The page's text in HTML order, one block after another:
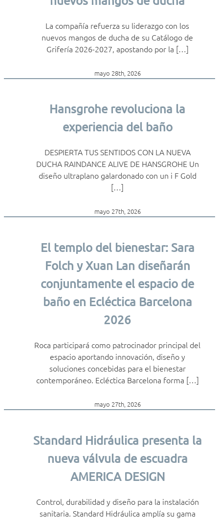
La compañía refuerza su liderazgo con los
nuevos mangos de ducha de su Catálogo de
Grifería 2026-2027, apostando por la […]
mayo 28th, 2026
Hansgrohe revoluciona la
experiencia del baño
DESPIERTA TUS SENTIDOS CON LA NUEVA
DUCHA RAINDANCE ALIVE DE HANSGROHE Un
diseño ultraplano galardonado con un i F Gold
[…]
mayo 27th, 2026
El templo del bienestar: Sara
Folch y Xuan Lan diseñarán
conjuntamente el espacio de
baño en Ecléctica Barcelona
2026
Roca participará como patrocinador principal del
espacio aportando innovación, diseño y
soluciones concebidas para el bienestar
contemporáneo. Ecléctica Barcelona forma […]
mayo 27th, 2026
Standard Hidráulica presenta la
nueva válvula de escuadra
AMERICA DESIGN
Control, durabilidad y diseño para la instalación
sanitaria. Standard Hidráulica amplía su gama